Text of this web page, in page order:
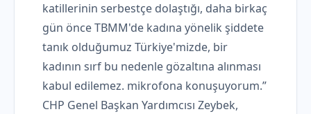
katillerinin serbestçe dolaştığı, daha birkaç
gün önce TBMM'de kadına yönelik şiddete
tanık olduğumuz Türkiye'mizde, bir
kadının sırf bu nedenle gözaltına alınması
kabul edilemez. mikrofona konuşuyorum.”
CHP Genel Başkan Yardımcısı Zeybek,